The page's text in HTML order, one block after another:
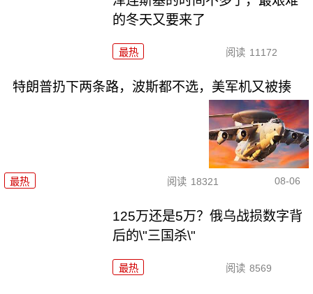
的冬天又要来了
最热 阅读 11172
特朗普扔下两条路，波斯都不选，美军机又被揍
最热 阅读 18321 08-06
125万还是5万？俄乌战损数字背
后的\"三国杀\"
最热 阅读 8569